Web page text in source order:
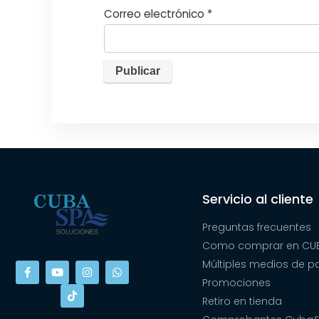
Correo electrónico *
Servicio al cliente
Preguntas frecuentes
Como comprar en
Múltiples medios de
Promociones
Retiro en tienda